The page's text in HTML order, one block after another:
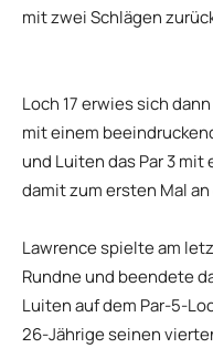
mit zwei Schlägen
Loch 17 erwies sich
mit einem
und Luiten das Par 3
damit zum ersten Mal
Lawrence spielte am
Rundne und beendete
Luiten auf dem Par-5-
26-Jährige seinen